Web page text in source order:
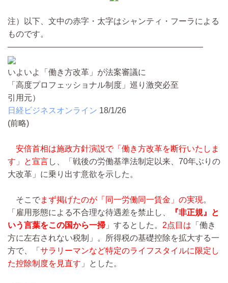
注）以下、文中の赤字・太字はシャンティ・フーラによる
ものです。
————————————————————————
いよいよ「働き方改革」が法案審議に
「高度プロフェッショナル制度」巡り激突必至
引用元）
日経ビジネスオンライン 18/1/26
(前略)
安倍首相は施政方針演説で「働き方改革を断行いたしま
す」と宣言し、「戦後の労働基準法制定以来、70年ぶりの
大改革」に乗り出す意欲を示した。
そこでまず掲げたのが「同一労働同一賃金」の実現。
「雇用形態による不合理な待遇差を禁止し、
『非正規』と
いう言葉をこの国から一掃 」するとした。 2点目は 「働き
方に左右されない税制」。所得税の基礎控除を拡大する一
方で、「 サラリーマンなど特定のライフスタイルに限定し
た控除制度を見直す 」とした。